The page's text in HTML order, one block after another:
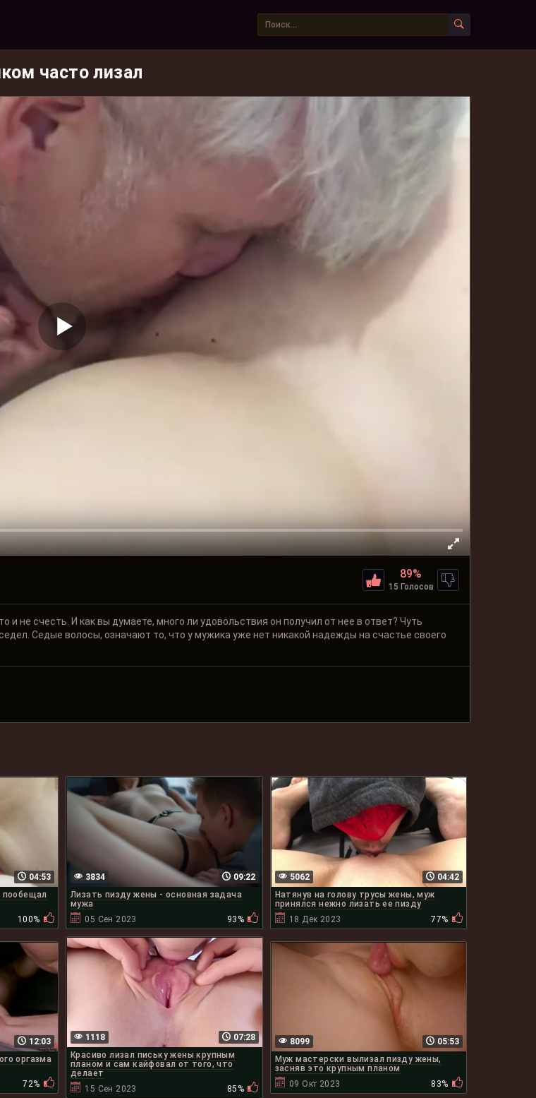
часто лизал
89%
15 Голосов
не счесть. И как вы думаете, много ли удовольствия он получил от нее в ответ? Чуть
Седые волосы, означают то, что у мужика уже нет никакой надежды на счастье своего
04:53
пообещал
100%
09:22
3834
Лизать пизду жены - основная задача
мужа
05 Сен 2023
93%
04:42
5062
Натянув на голову трусы жены, муж
принялся нежно лизать ее пизду
18 Дек 2023
77%
12:03
оргазма
72%
07:28
1118
Красиво лизал письку жены крупным
планом и сам кайфовал от того, что
делает
15 Сен 2023
85%
05:53
8099
Муж мастерски вылизал пизду жены,
засняв это крупным планом
09 Окт 2023
83%